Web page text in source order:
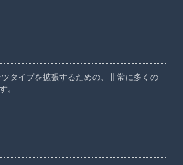
タイプを拡張するための、非常に多くの
。